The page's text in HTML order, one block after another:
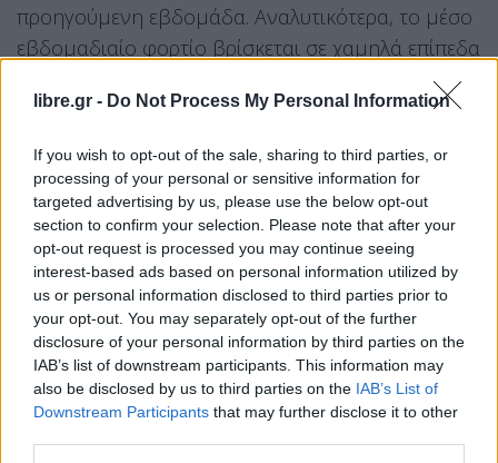
libre.gr - Do Not Process My Personal Information
If you wish to opt-out of the sale, sharing to third parties, or
processing of your personal or sensitive information for
targeted advertising by us, please use the below opt-out
section to confirm your selection. Please note that after your
opt-out request is processed you may continue seeing
interest-based ads based on personal information utilized by
us or personal information disclosed to third parties prior to
your opt-out. You may separately opt-out of the further
disclosure of your personal information by third parties on the
IAB’s list of downstream participants. This information may
also be disclosed by us to third parties on the IAB’s List of
Downstream Participants that may further disclose it to other
προηγούμενη εβδομάδα. Αναλυτικότερα, το μέσο
εβδομαδιαίο φορτίο βρίσκεται σε χαμηλά επίπεδα
σε οκτώ από τις δέκα ελεγχθείσες περιοχές και σε
μέτρια επίπεδα στις δύο.
Ιός της γρίπης
✓Η θετικότητα για γρίπη στην κοινότητα (όπως
εκτιμάται από το δίκτυο επιτήρησης Sentinel ΠΦΥ)
παραμένει άνω του ορίουπου σηματοδοτεί την
περίοδο εποχικής δραστηριότητας της γρίπης,
παρουσιάζοντας μικρή αύξηση σε σχέση με την
προηγούμενη εβδομάδα. Η θετικότητα των
δειγμάτων του δικτύου επιτήρησης SARI
παρουσίασε σημαντική αύξηση σε σχέση με την
προηγούμενη εβδομάδα.